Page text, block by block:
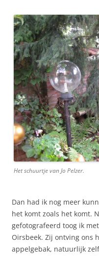
Het schuurtje van Jo Pelzer.
Dan had ik nog meer
het komt zoals het komt.
gefotografeerd toog ik
Oirsbeek. Zij ontving ons
appelgebak, natuurlijk